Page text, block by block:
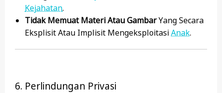
Kejahatan.
Tidak Memuat Materi Atau GambarYang Secara
Eksplisit Atau Implisit MengeksploitasiAnak.
6. Perlindungan Privasi